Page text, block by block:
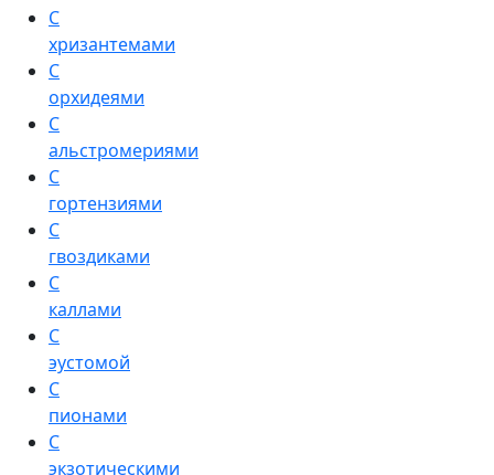
С
хризантемами
С
орхидеями
С
альстромериями
С
гортензиями
С
гвоздиками
С
каллами
С
эустомой
С
пионами
С
экзотическими